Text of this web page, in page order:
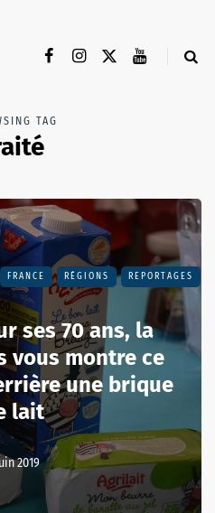
TAG
FRANCE RÉGIONS REPORTAGES
ses 70 ans, la
vous montre ce
une brique
lait
2019